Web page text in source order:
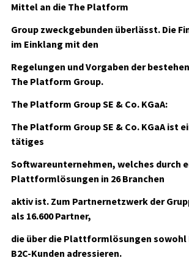
Mittel an die The Platform
Group zweckgebunden überlässt. Die
im Einklang mit den
Regelungen und Vorgaben der
The Platform Group.
The Platform Group SE & Co. KGaA:
The Platform Group SE & Co. KGaA ist
tätiges
Softwareunternehmen, welches durch
Plattformlösungen in 26 Branchen
aktiv ist. Zum Partnernetzwerk der
als 16.600 Partner,
die über die Plattformlösungen sowohl
B2C-Kunden adressieren.